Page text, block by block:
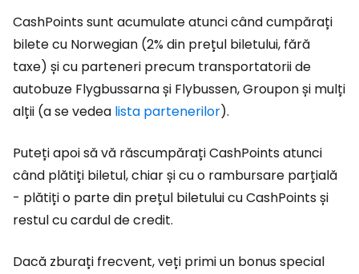
CashPoints sunt acumulate atunci când cumpărați
bilete cu Norwegian (2% din prețul biletului, fără
taxe) și cu parteneri precum transportatorii de
autobuze Flygbussarna și Flybussen, Groupon și mulți
alții (a se vedea lista partenerilor).
Puteți apoi să vă răscumpărați CashPoints atunci
când plătiți biletul, chiar și cu o rambursare parțială
- plătiți o parte din prețul biletului cu CashPoints și
restul cu cardul de credit.
Dacă zburați frecvent, veți primi un bonus special